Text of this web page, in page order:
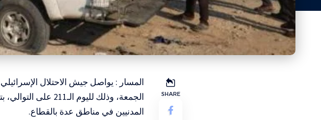
SHARE
المسار : يواصل جيش الاحتلال
الجمعة، وذلك
المدنيين في مناطق عدة بالقطاع.